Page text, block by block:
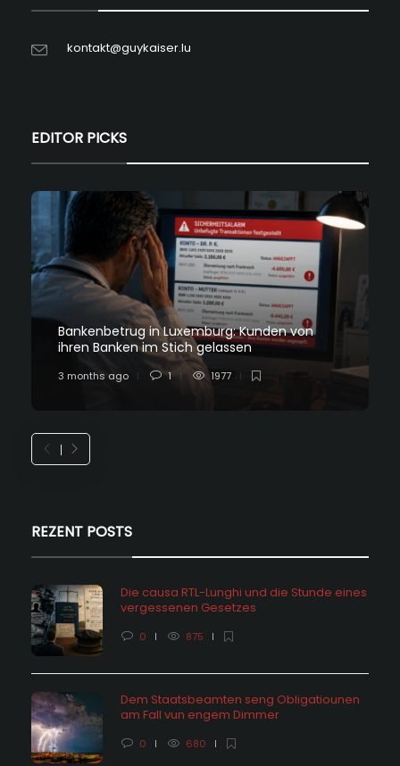
kontakt@guykaiser.lu
EDITOR PICKS
Bankenbetrug in Luxemburg: Kunden von
ihren Banken im Stich gelassen
3 months ago 1 1977
REZENT POSTS
Die causa RTL-Lunghi und die Stunde eines
vergessenen Gesetzes
0 875
Dem Staatsbeamten seng Obligatiounen
am Fall vun engem Dimmer
0 680